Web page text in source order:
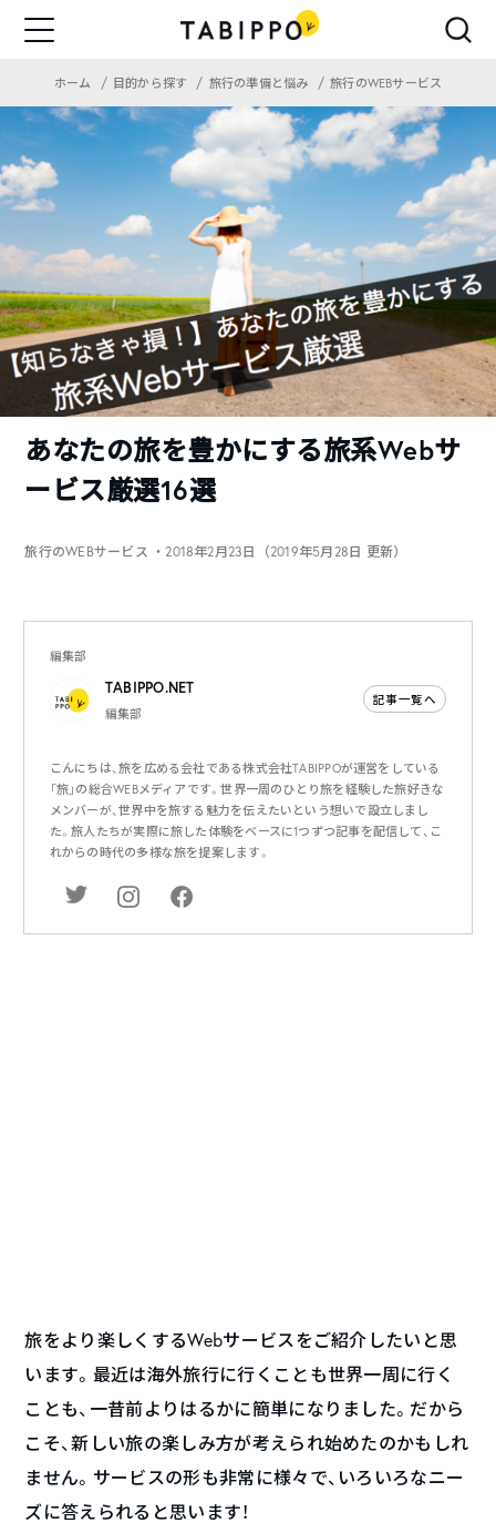
ホーム 目的から探す 旅行の準備と悩み 旅行のWEBサービス
あなたの旅を豊かにする旅系Webサ
ービス厳選16選
旅行のWEBサービス ・2018年2月23日（2019年5月28日 更新）
編集部
TABIPPO.NET
編集部
記事一覧へ
こんにちは、旅を広める会社である株式会社TABIPPOが運営をしている
「旅」の総合WEBメディアです。世界一周のひとり旅を経験した旅好きな
メンバーが、世界中を旅する魅力を伝えたいという想いで設立しまし
た。旅人たちが実際に旅した体験をベースに1つずつ記事を配信して、こ
れからの時代の多様な旅を提案します。
旅をより楽しくするWebサービスをご紹介したいと思
います。最近は海外旅行に行くことも世界一周に行く
ことも、一昔前よりはるかに簡単になりました。だから
こそ、新しい旅の楽しみ方が考えられ始めたのかもしれ
ません。サービスの形も非常に様々で、いろいろなニー
ズに答えられると思います！